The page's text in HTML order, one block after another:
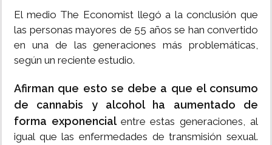
El medio The Economist llegó a la conclusión que
las personas mayores de 55 años se han convertido
en una de las generaciones más problemáticas,
según un reciente estudio.
Afirman que esto se debe a que el consumo
de cannabis y alcohol ha aumentado de
forma exponencial entre estas generaciones, al
igual que las enfermedades de transmisión sexual.